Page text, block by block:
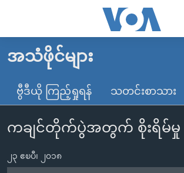
လွယ်ကူ
သည့်
များ
ပင်မ
မူလစာမျက်နှာ
မြန်မာ
ကမ္ဘာ့သတင်းများ
နိုင်ငံတကာ
တရုတ်
ဗွီဒီယို
ရပ်ဝန်းတခု လမ်းတခု အလွန်
အသံဖိုင်များ
ဗွီဒီယို ကြည့်ရှုရန် သတင်းစာသား
ကချင်တိုက်ပွဲအတွက် စိုးရိမ်မှု
၂၃ ဧၿပီ၊ ၂၀၁၈